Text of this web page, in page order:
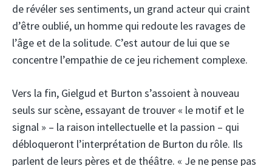
de révéler ses sentiments, un grand acteur qui craint
d’être oublié, un homme qui redoute les ravages de
l’âge et de la solitude. C’est autour de lui que se
concentre l’empathie de ce jeu richement complexe.
Vers la fin, Gielgud et Burton s’assoient à nouveau
seuls sur scène, essayant de trouver « le motif et le
signal » – la raison intellectuelle et la passion – qui
débloqueront l’interprétation de Burton du rôle. Ils
parlent de leurs pères et de théâtre. « Je ne pense pas